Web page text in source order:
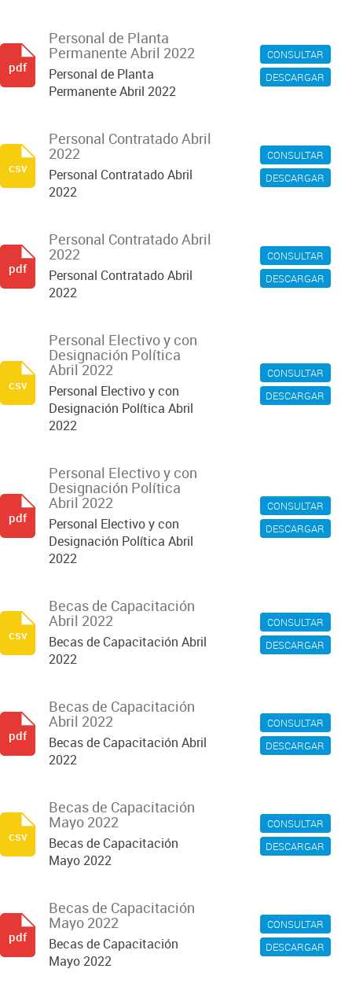
CONSULTAR
DESCARGAR
Personal de Planta
Permanente Abril 2022
Personal de Planta
Permanente Abril 2022
pdf
CONSULTAR
DESCARGAR
Personal Contratado Abril
2022
Personal Contratado Abril
2022
csv
CONSULTAR
DESCARGAR
Personal Contratado Abril
2022
Personal Contratado Abril
2022
pdf
CONSULTAR
DESCARGAR
Personal Electivo y con
Designación Política
Abril 2022
Personal Electivo y con
Designación Política Abril
2022
csv
CONSULTAR
DESCARGAR
Personal Electivo y con
Designación Política
Abril 2022
Personal Electivo y con
Designación Política Abril
2022
pdf
CONSULTAR
DESCARGAR
Becas de Capacitación
Abril 2022
Becas de Capacitación Abril
2022
csv
CONSULTAR
DESCARGAR
Becas de Capacitación
Abril 2022
Becas de Capacitación Abril
2022
pdf
CONSULTAR
DESCARGAR
Becas de Capacitación
Mayo 2022
Becas de Capacitación
Mayo 2022
csv
CONSULTAR
DESCARGAR
Becas de Capacitación
Mayo 2022
Becas de Capacitación
Mayo 2022
pdf